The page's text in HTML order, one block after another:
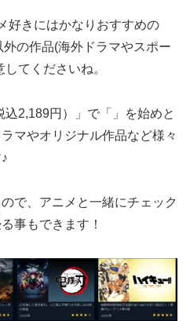
好きにはかなりおすすめの
の作品(海外ドラマやスポー
てくださいね。
2,189円）」で「」を始めと
マやオリジナル作品など様々
で、アニメと一緒にチェック
事もできます！